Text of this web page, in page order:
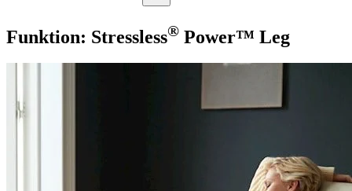
Funktion: Stressless® Power™ Leg